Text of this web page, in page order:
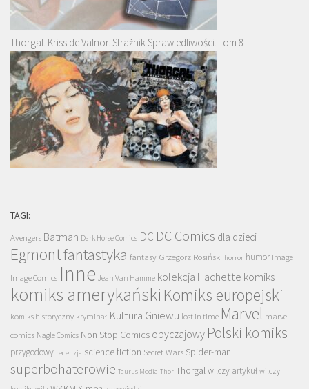
Thorgal. Kriss de Valnor. Strażnik Sprawiedliwości. Tom 8
TAGI:
Avengers Batman Dark Horse Comics DC DC Comics dla dzieci
Egmontfantastyka fantasy Grzegorz Rosiński horror humor Image
Image Comics Inne Jean Van Hamme kolekcja Hachette komiks
komiks amerykański Komiks europejski
komiks historyczny kryminał Kultura Gniewu lost in time Marvel marvel
comics Nagle Comics Non Stop Comics obyczajowy Polski komiks
przygodowy recenzja science fiction Secret Wars Spider-man
superbohaterowie Taurus Media Thor Thorgalwilczy artykuł wilczy